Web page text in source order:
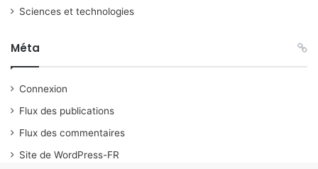
Sciences et technologies
Méta
Connexion
Flux des publications
Flux des commentaires
Site de WordPress-FR